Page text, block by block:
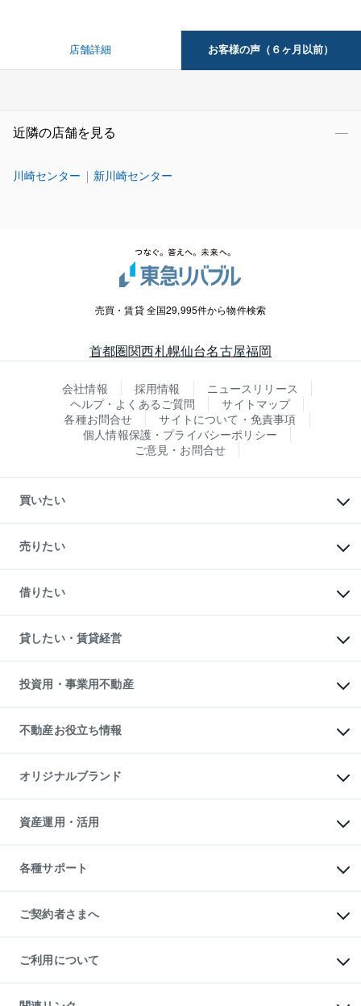
店舗詳細 お客様の声（６ヶ月以前）
近隣の店舗を見る
川崎センター 新川崎センター
売買・賃貸 全国29,995件から物件検索
首都圏関西札幌仙台名古屋福岡
会社情報 採用情報
ニュースリリース
ヘルプ・よくあるご質問
サイトマップ
各種お問合せ
サイトについて・免責事項
個人情報保護・プライバシーポリシー
ご意見・お問合せ
買いたい
新築・分譲マンションの購入
中古マンションの購入
一戸建ての購入
中古一戸建ての購入
不動産購入の流れ
注目キーワード物件特集
購入ガイド
English 繁体中文簡体中文
売りたい
一戸建ての売却・査定
土地の売却・査定
スピードAI査定
不動産査定について
不動産売却の流れ
不動産買換えの流れ
売却ガイド
借りたい
オフィス・店舗の賃貸
借りるときの流れ
借りるガイド
貸したい・賃貸経営
マンション賃料データ
賃貸管理プラン
リロケーションについて
貸すガイド
投資用・事業用不動産
事業用不動産
マンション投資
投資用マンション
アパート経営
収益物件
ビル購入（ビル一棟）
投資用不動産の売却査定
事業用不動産の売却査定
不動産お役立ち情報
マンションライブラリー
人気マンションランキング
暮らしに役立つ不動産メディア
不動産相場・不動産価格情報
不動産コラム・ニュース
不動産用語集
不動産なんでもネット相談室
住まいの税金
オリジナルブランド
一棟リノベーションマンション
L`GENTE（ルジェンテ）
区分リノベーションマンション
投資用一棟レジデンスWELL
不動産小口投資
LEGACIA（レガシア）
資産運用・活用
不動産M&A
アセットマネジメント・出資
各種サポート
相続サポート
リフォームサポート
ご契約者さまへ
ご紹介・再契約特典
入居者様専用-各種ご案内（賃貸）
東急こすもす会「こすもすWeb」
ご利用について
金融商品取引について